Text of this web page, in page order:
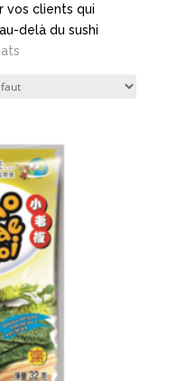
vos clients qui
delà du sushi